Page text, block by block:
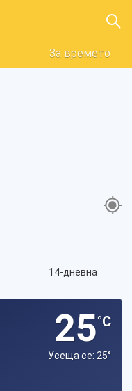
За времето
14-дневна
25°C
Усеща се: 25°